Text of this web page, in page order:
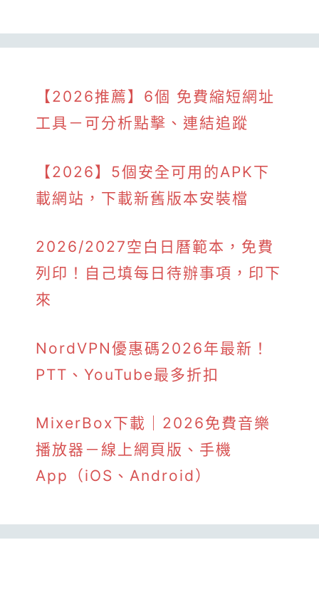
【2026推薦】6個 免費縮短網址
工具－可分析點擊、連結追蹤
【2026】5個安全可用的APK下
載網站，下載新舊版本安裝檔
2026/2027空白日曆範本，免費
列印！自己填每日待辦事項，印下
來
NordVPN優惠碼2026年最新！
PTT、YouTube最多折扣
MixerBox下載｜2026免費音樂
播放器－線上網頁版、手機
App（iOS、Android）